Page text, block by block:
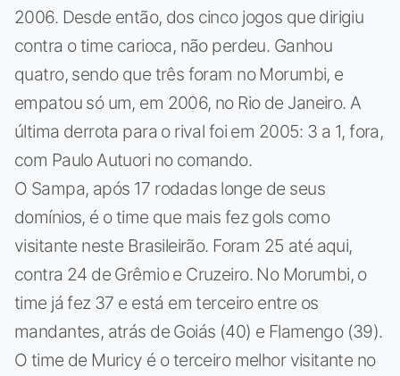
2006. Desde então, dos cinco jogos que dirigiu
contra o time carioca, não perdeu. Ganhou
quatro, sendo que três foram no Morumbi, e
empatou só um, em 2006, no Rio de Janeiro. A
última derrota para o rival foi em 2005: 3 a 1, fora,
com Paulo Autuori no comando.
O Sampa, após 17 rodadas longe de seus
domínios, é o time que mais fez gols como
visitante neste Brasileirão. Foram 25 até aqui,
contra 24 de Grêmio e Cruzeiro. No Morumbi, o
time já fez 37 e está em terceiro entre os
mandantes, atrás de Goiás (40) e Flamengo (39).
O time de Muricy é o terceiro melhor visitante no